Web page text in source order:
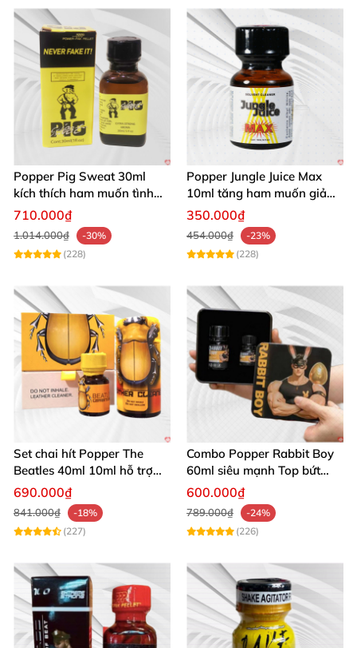
Popper Pig Sweat 30ml
kích thích ham muốn tình
dục khoái cảm sâu cộng
đồng LGBT
710.000₫
1.014.000₫
-30%
(228)
Popper Jungle Juice Max
10ml tăng ham muốn giảm
đau quan hệ
350.000₫
454.000₫
-23%
(228)
Set chai hít Popper The
Beatles 40ml 10ml hỗ trợ
giãn nở hậu môn cho Top
690.000₫
841.000₫
-18%
(227)
Combo Popper Rabbit Boy
60ml siêu mạnh Top bứt
phá giới hạn
600.000₫
789.000₫
-24%
(226)